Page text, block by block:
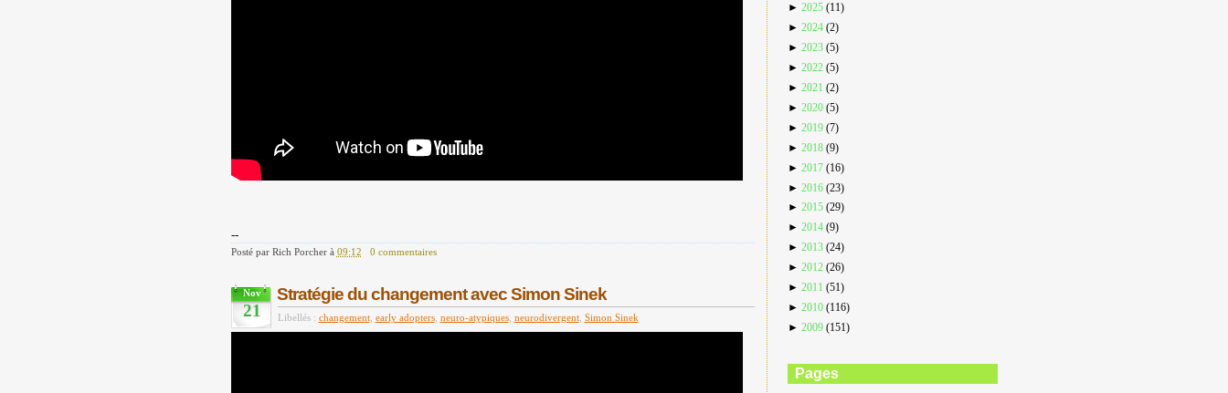
--
Posté par Rich Porcher à 09:12 0 commentaires
Nov
21
Stratégie du changement avec Simon Sinek
Libellés : changement, early adopters, neuro-atypiques, neurodivergent, Simon Sinek
► 2025 (11)
► 2024 (2)
► 2023 (5)
► 2022 (5)
► 2021 (2)
► 2020 (5)
► 2019 (7)
► 2018 (9)
► 2017 (16)
► 2016 (23)
► 2015 (29)
► 2014 (9)
► 2013 (24)
► 2012 (26)
► 2011 (51)
► 2010 (116)
► 2009 (151)
Pages